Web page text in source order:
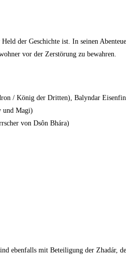
der Geschichte ist. In seinen
vor der Zerstörung zu bewahren.
/ König der Dritten), Balyndar
und Magi)
von Dsôn Bhára)
ebenfalls mit Beteiligung der Zhadár,